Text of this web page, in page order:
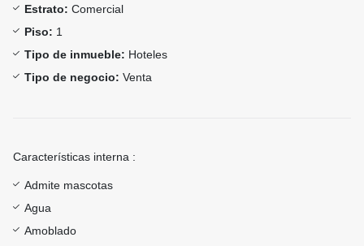
Estrato: Comercial
Piso: 1
Tipo de inmueble: Hoteles
Tipo de negocio: Venta
Características interna :
Admite mascotas
Agua
Amoblado